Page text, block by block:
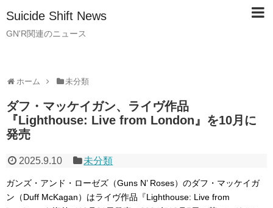
Suicide Shift News
GN'R関連のニュース
ホーム 未分類
ダフ・マッケイガン、ライヴ作品
『Lighthouse: Live from London』を10月に
発売
2025.9.10 未分類
ガンズ・アンド・ローゼズ（Guns N’ Roses）のダフ・マッケイガ
ン（Duff McKagan）はライヴ作品『Lighthouse: Live from